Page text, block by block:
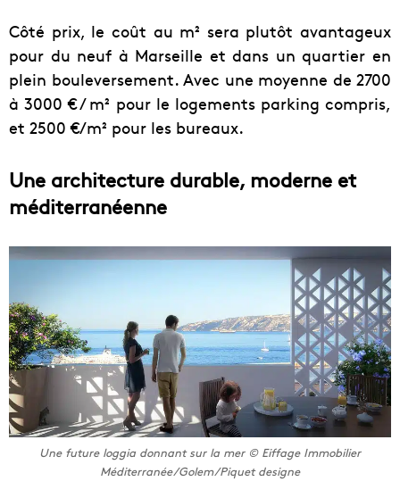
Côté prix, le coût au m² sera plutôt avantageux
pour du neuf à Marseille et dans un quartier en
plein bouleversement. Avec une moyenne de 2700
à 3000 € / m² pour le logements parking compris,
et 2500 €/m² pour les bureaux.
Une architecture durable, moderne et
méditerranéenne
Une future loggia donnant sur la mer © Eiffage Immobilier
Méditerranée/Golem/Piquet designe